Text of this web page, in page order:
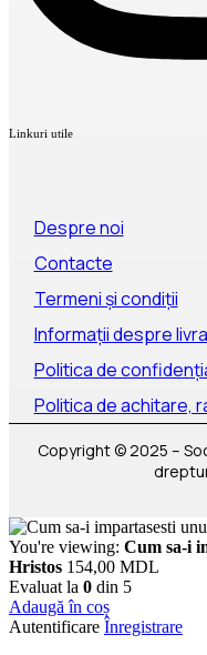
Linkuri utile
Despre noi
Contacte
Termeni și condiții
Informații despre
Politica de
Politica de achitare,
Copyright © 2025 –
You're viewing: Cum sa-i
Hristos 154,00 MDL
Evaluat la 0 din 5
Adaugă în coș
Autentificare Înregistrare